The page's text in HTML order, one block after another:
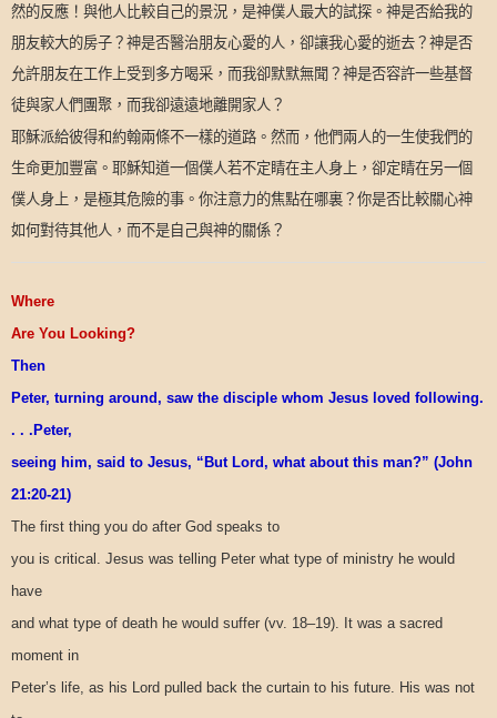
然的反應！與他人比較自己的景況，是神僕人最大的試探。神是否給我的
朋友較大的房子？神是否醫治朋友心愛的人，卻讓我心愛的逝去？神是否
允許朋友在工作上受到多方喝采，而我卻默默無聞？神是否容許一些基督
徒與家人們團聚，而我卻遠遠地離開家人？
耶穌派給彼得和約翰兩條不一樣的道路。然而，他們兩人的一生使我們的
生命更加豐富。耶穌知道一個僕人若不定睛在主人身上，卻定睛在另一個
僕人身上，是極其危險的事。你注意力的焦點在哪裏？你是否比較關心神
如何對待其他人，而不是自己與神的關係？
Where
Are You Looking?
Then
Peter, turning around, saw the disciple whom Jesus loved following.
. . .Peter,
seeing him, said to Jesus, “But Lord, what about this man?” (John
21:20-21)
The first thing you do after God speaks to
you is critical. Jesus was telling Peter what type of ministry he would
have
and what type of death he would suffer (vv. 18–19). It was a sacred
moment in
Peter’s life, as his Lord pulled back the curtain to his future. His was not